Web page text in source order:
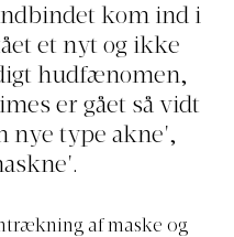
kom ind i
et nyt og ikke
hudfænomen,
er gået så vidt
nye type akne',
af maske og